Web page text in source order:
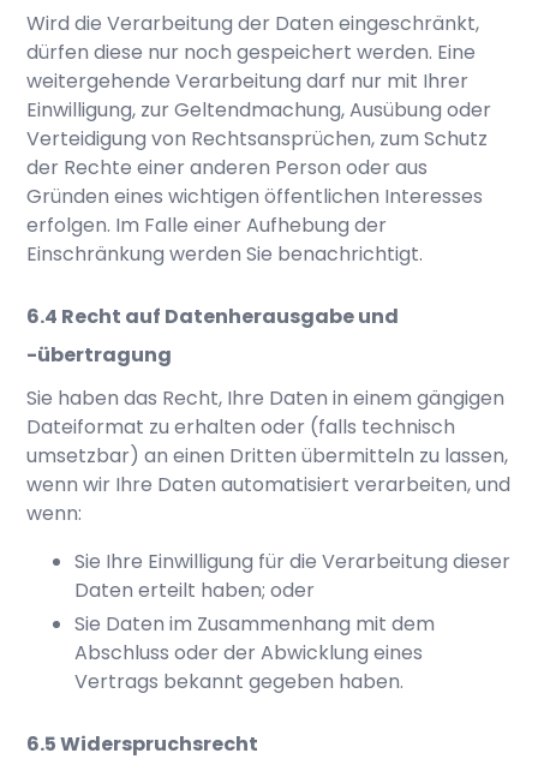
Wird die Verarbeitung der Daten eingeschränkt,
dürfen diese nur noch gespeichert werden. Eine
weitergehende Verarbeitung darf nur mit Ihrer
Einwilligung, zur Geltendmachung, Ausübung oder
Verteidigung von Rechtsansprüchen, zum Schutz
der Rechte einer anderen Person oder aus
Gründen eines wichtigen öffentlichen Interesses
erfolgen. Im Falle einer Aufhebung der
Einschränkung werden Sie benachrichtigt.
Recht auf Datenherausgabe und
-übertragung
Sie haben das Recht, Ihre Daten in einem gängigen
Dateiformat zu erhalten oder (falls technisch
umsetzbar) an einen Dritten übermitteln zu lassen,
wenn wir Ihre Daten automatisiert verarbeiten, und
wenn:
Sie Ihre Einwilligung für die Verarbeitung dieser
Daten erteilt haben; oder
Sie Daten im Zusammenhang mit dem
Abschluss oder der Abwicklung eines
Vertrags bekannt gegeben haben.
Widerspruchsrecht